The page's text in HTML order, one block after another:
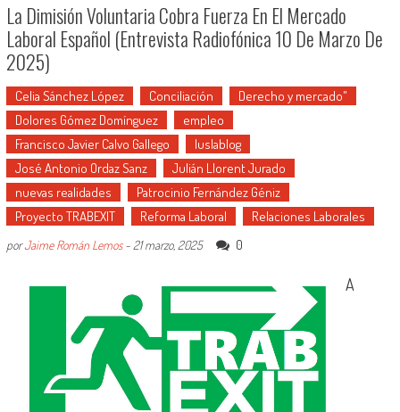
La Dimisión Voluntaria Cobra Fuerza En El Mercado
Laboral Español (entrevista Radiofónica 10 De Marzo De
2025)
Celia Sánchez López Conciliación
Derecho y mercado"
Dolores Gómez Domínguez
empleo
Francisco Javier Calvo Gallego
Iuslablog
José Antonio Ordaz Sanz
Julián Llorent Jurado
nuevas realidades
Patrocinio Fernández Géniz
Proyecto TRABEXIT
Reforma Laboral Relaciones Laborales
porJaime Román Lemos- 21 marzo, 2025 0
A